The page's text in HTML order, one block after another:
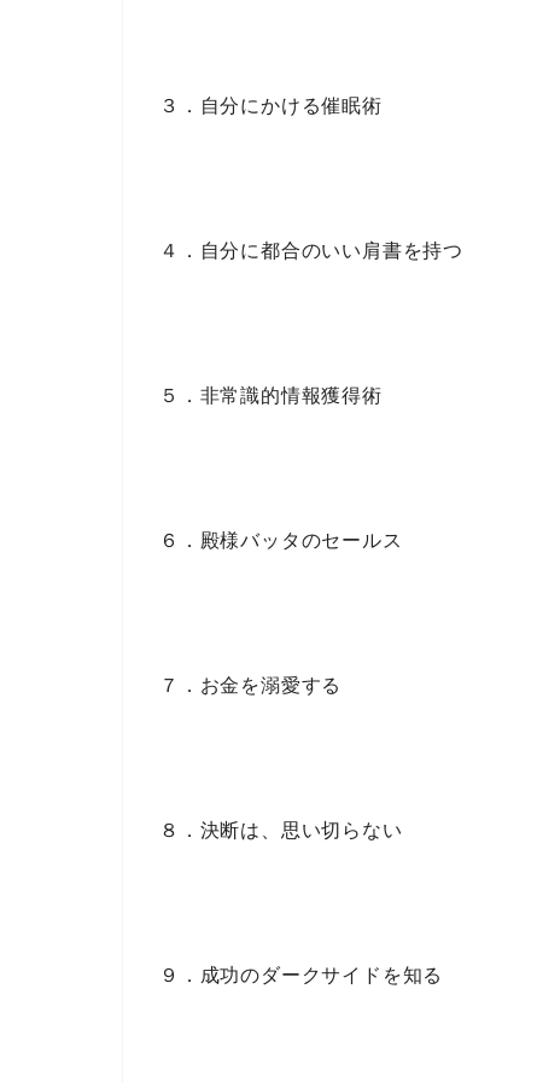
３．自分にかける催眠術
４．自分に都合のいい肩書を持つ
５．非常識的情報獲得術
６．殿様バッタのセールス
７．お金を溺愛する
８．決断は、思い切らない
９．成功のダークサイドを知る